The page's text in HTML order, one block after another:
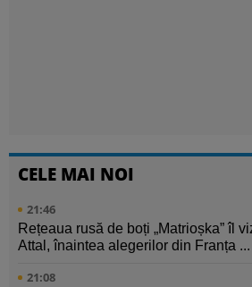
CELE MAI NOI
21:46
Rețeaua rusă de boți „Matrioșka” îl
Attal, înaintea alegerilor din Franța ...
21:08